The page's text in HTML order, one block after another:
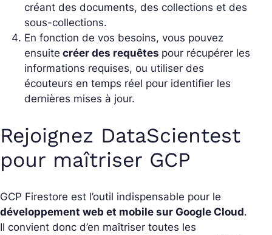
créant des documents, des collections et des
sous-collections.
En fonction de vos besoins, vous pouvez
ensuite créer des requêtes pour récupérer les
informations requises, ou utiliser des
écouteurs en temps réel pour identifier les
dernières mises à jour.
Rejoignez DataScientest
pour maîtriser GCP
GCP Firestore est l’outil indispensable pour le
développement web et mobile sur Google Cloud.
Il convient donc d’en maîtriser toutes les